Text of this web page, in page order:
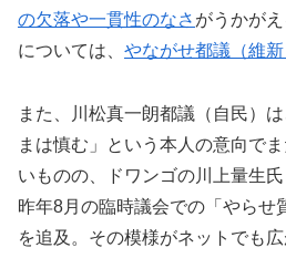
の欠落や一貫性のなさ がうかが
については、 やながせ都議（維
また、川松真一朗都議（自民）
まは慎む」という本人の意向で
いものの、ドワンゴの川上量生氏
昨年8月の臨時議会での「やらせ
を追及。その模様がネットでも